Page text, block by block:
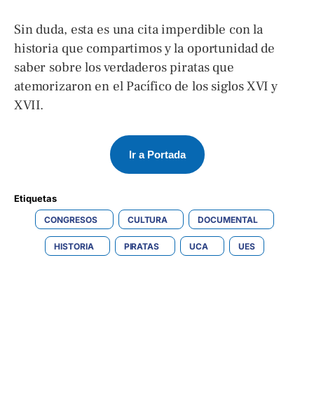
Sin duda, esta es una cita imperdible con la
historia que compartimos y la oportunidad de
saber sobre los verdaderos piratas que
atemorizaron en el Pacífico de los siglos XVI y
XVII.
Ir a Portada
Etiquetas
CONGRESOS CULTURA DOCUMENTAL
HISTORIA PIRATAS UCA UES